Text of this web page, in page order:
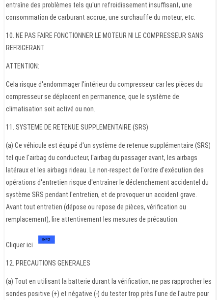
entraîne des problèmes tels qu'un refroidissement insuffisant, une
consommation de carburant accrue, une surchauffe du moteur, etc.
10. NE PAS FAIRE FONCTIONNER LE MOTEUR NI LE COMPRESSEUR SANS
REFRIGERANT.
ATTENTION:
Cela risque d'endommager l'intérieur du compresseur car les pièces du
compresseur se déplacent en permanence, que le système de
climatisation soit activé ou non.
11. SYSTEME DE RETENUE SUPPLEMENTAIRE (SRS)
(a) Ce véhicule est équipé d'un système de retenue supplémentaire (SRS)
tel que l'airbag du conducteur, l'airbag du passager avant, les airbags
latéraux et les airbags rideau. Le non-respect de l'ordre d'exécution des
opérations d'entretien risque d'entraîner le déclenchement accidentel du
système SRS pendant l'entretien, et de provoquer un accident grave.
Avant tout entretien (dépose ou repose de pièces, vérification ou
remplacement), lire attentivement les mesures de précaution.
Cliquer ici
12. PRECAUTIONS GENERALES
(a) Tout en utilisant la batterie durant la vérification, ne pas rapprocher les
sondes positive (+) et négative (-) du tester trop près l'une de l'autre pour